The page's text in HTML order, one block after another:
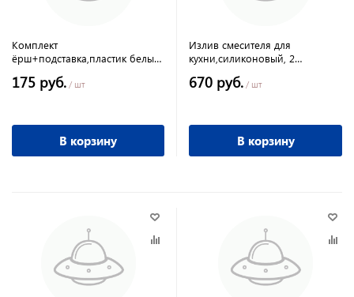
Комплект
ёрш+подставка,пластик белый
175 руб. / шт
В корзину
Излив смесителя для
кухни,силиконовый, 2
670 руб. / шт
В корзину